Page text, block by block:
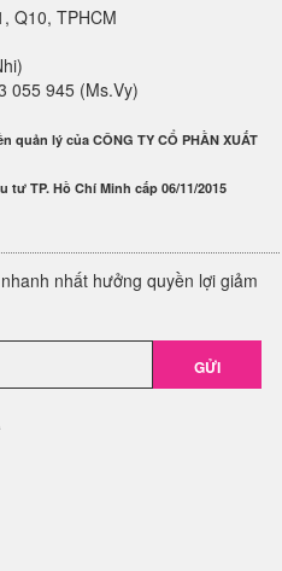
Q10, TPHCM
055 945 (Ms.Vy)
lý của CÔNG TY CỔ PHẦN XUẤT
tư TP. Hồ Chí Minh cấp 06/11/2015
nhất hưởng quyền lợi giảm
GỬI